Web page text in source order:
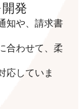
発
知や、請求書
合わせて、柔
応していま